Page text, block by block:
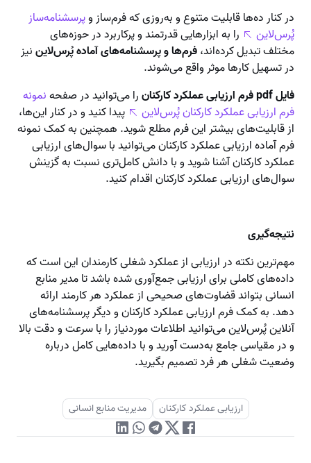
در کنار ده‌ها قابلیت متنوع و به‌روزی که فرم‌ساز وپرسشنامه‌ساز
پُرس‌لاین
را به ابزارهایی قدرتمند و پرکاربرد در حوزه‌های
مختلف تبدیل کرده‌اند،فرم‌ها و پرسشنامه‌های آماده پُرس‌لایننیز
در تسهیل کارها موثر واقع می‌شوند.
فایل pdf فرم ارزیابی عملکرد کارکنان
را می‌توانید در صفحهنمونه
فرم ارزیابی عملکرد کارکنان پُرس‌لاین
پیدا کنید و در کنار این‌ها،
از قابلیت‌های بیشتر این فرم مطلع شوید. همچنین به کمک نمونه
فرم آماده ارزیابی عملکرد کارکنان می‌توانید با سوال‌های ارزیابی
عملکرد کارکنان آشنا شوید و با دانش کامل‌تری نسبت به گزینش
سوال‌های ارزیابی عملکرد کارکنان اقدام کنید.
نتیجه‌گیری
مهم‌ترین نکته در ارزیابی از عملکرد شغلی کارمندان این است که
داده‌های کاملی برای ارزیابی جمع‌آوری شده باشد تا مدیر منابع
انسانی بتواند قضاوت‌های صحیحی از عملکرد هر کارمند ارائه
دهد. به کمک فرم ارزیابی عملکرد کارکنان و دیگر پرسشنامه‌های
آنلاین پُرس‌لاین می‌توانید اطلاعات موردنیاز را با سرعت و دقت بالا
و در مقیاسی جامع به‌دست آورید و با داده‌هایی کامل درباره
وضعیت شغلی هر فرد تصمیم بگیرید.
ارزیابی عملکرد کارکنان مدیریت منابع انسانی